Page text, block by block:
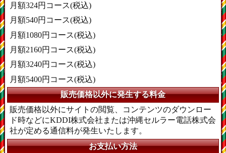
月額324円コース(税込)
月額540円コース(税込)
月額1080円コース(税込)
月額2160円コース(税込)
月額3240円コース(税込)
月額5400円コース(税込)
販売価格以外に発生する料金
販売価格以外にサイトの閲覧、コンテンツのダウンロー
ド時などにKDDI株式会社または沖縄セルラー電話株式会
社が定める通信料が発生いたします。
お支払い方法